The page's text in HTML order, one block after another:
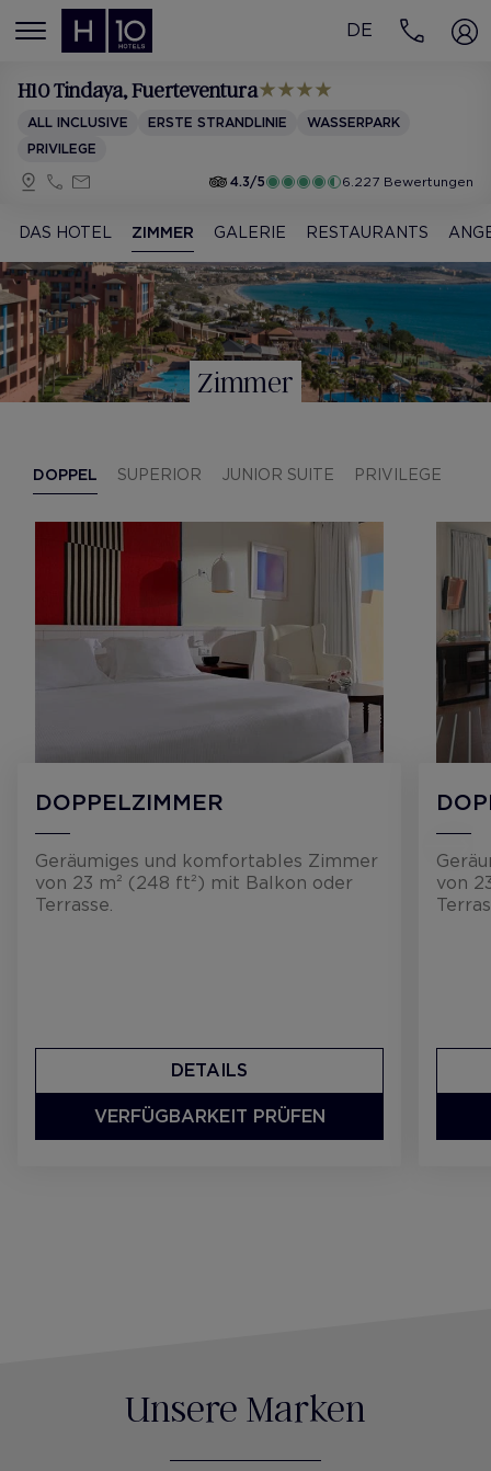
MENÚ
DE
H10 Tindaya, Fuerteventura
ALL INCLUSIVE ERSTE STRANDLINIE
WASSERPARK
PRIVILEGE
4.3/5
6.227 Bewertungen
DAS HOTEL ZIMMER GALERIE RESTAURANTS
Zimmer
DOPPEL SUPERIOR JUNIOR SUITE PRIVILEGE
DOPPELZIMMER
Geräumiges und komfortables Zimmer
von 23 m² (248 ft²) mit Balkon oder
Terrasse.
DETAILS
VERFÜGBARKEIT PRÜFEN
von
Unsere Marken